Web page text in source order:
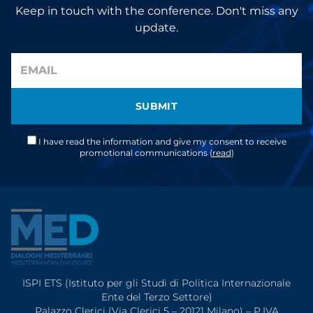
Keep in touch with the conference. Don't miss any
update.
SUBMIT
I have read the information and give my consent to receive
promotional communications (read)
ISPI ETS (Istituto per gli Studi di Politica Internazionale
Ente del Terzo Settore)